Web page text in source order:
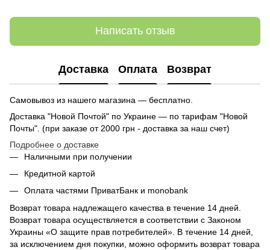
Написать отзыв
Доставка Оплата Возврат
Самовывоз из нашего магазина — бесплатно.
Доставка "Новой Почтой" по Украине — по тарифам "Новой
Почты". (при заказе от 2000 грн - доставка за наш счет)
Подробнее о доставке
Наличными при получении
Кредитной картой
Оплата частями ПриватБанк и monobank
Возврат товара надлежащего качества в течение 14 дней.
Возврат товара осуществляется в соответствии с Законом
Украины «О защите прав потребителей». В течение 14 дней,
за исключением дня покупки, можно оформить возврат товара